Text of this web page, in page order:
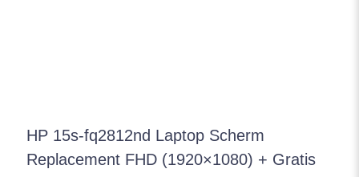
HP 15s-fq2812nd Laptop Scherm
Replacement FHD (1920×1080) + Gratis